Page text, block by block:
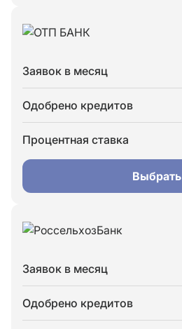
Заявок в месяц
Одобрено кредитов
Процентная ставка
Выбрать
Заявок в месяц
Одобрено кредитов